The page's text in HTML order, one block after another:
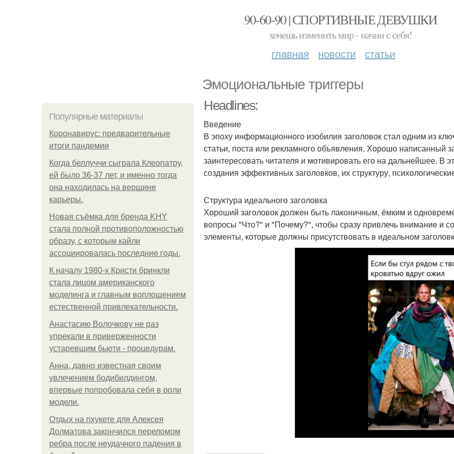
90-60-90 | СПОРТИВНЫЕ ДЕВУШКИ
хочешь изменить мир - начни с себя!
главная новости статьи
Эмоциональные триггеры
Популярные материалы
Коронавирус: предварительные
итоги пандемии
Когда беллуччи сыграла Клеопатру,
ей было 36-37 лет, и именно тогда
она находилась на вершине
карьеры.
Новая съёмка для бренда KHY
стала полной противоположностью
образу, с которым кайли
ассоциировалась последние годы.
К началу 1980-х Кристи бринкли
стала лицом американского
моделинга и главным воплощением
естественной привлекательности.
Анастасию Волочкову не раз
упрекали в приверженности
устаревшим бьюти - процедурам.
Анна, давно известная своим
увлечением бодибилдингом,
впервые попробовала себя в роли
модели.
Отдых на пхукете для Алексея
Долматова закончился переломом
ребра после неудачного падения в
Headlines:
Введение
В эпоху информационного изобилия заголовок стал одним из
статьи, поста или рекламного объявления. Хорошо написанный
заинтересовать читателя и мотивировать его на дальнейшее. В
создания эффективных заголовков, их структуру,
Структура идеального заголовка
Хороший заголовок должен быть лаконичным, ёмким и
вопросы "Что?" и "Почему?", чтобы сразу привлечь внимание и
элементы, которые должны присутствовать в идеальном